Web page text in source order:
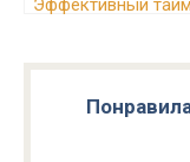
Эффективный